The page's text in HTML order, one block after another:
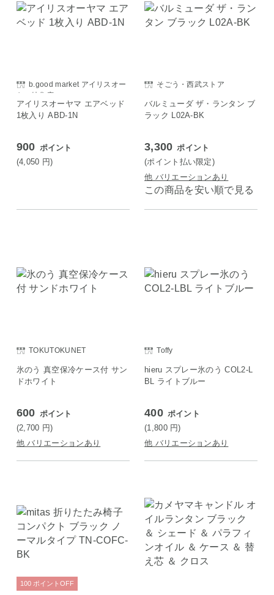
b.good market アイリスオー
ヤマ特集店
アイリスオーヤマ エアベッド
1枚入り ABD-1N
900 ポイント
(4,050 円)
そごう・西武ストア
バルミューダ ザ・ランタン ブ
ラック L02A-BK
3,300 ポイント
(ポイント払い限定)
他 バリエーションあり
この商品を安い順で見る
TOKUTOKUNET
氷のう 真空保冷ケース付 サン
ドホワイト
600 ポイント
(2,700 円)
他 バリエーションあり
Toffy
hieru スプレー氷のう COL2-L
BL ライトブルー
400 ポイント
(1,800 円)
他 バリエーションあり
100 ポイント OFF